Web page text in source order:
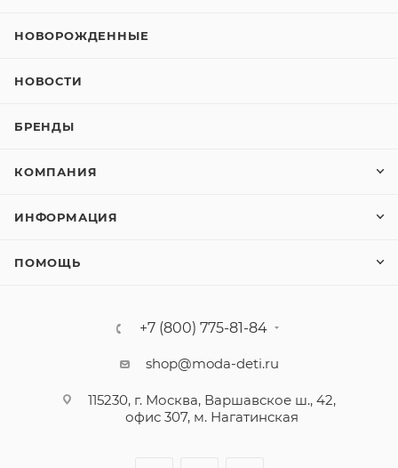
НОВОРОЖДЕННЫЕ
НОВОСТИ
БРЕНДЫ
КОМПАНИЯ
ИНФОРМАЦИЯ
ПОМОЩЬ
+7 (800) 775-81-84
shop@moda-deti.ru
115230, г. Москва, Варшавское ш., 42,
офис 307, м. Нагатинская